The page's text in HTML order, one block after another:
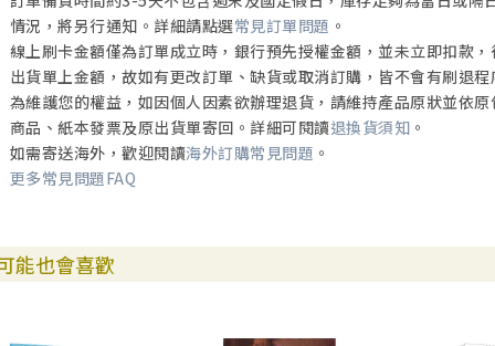
情況，將另行通知。詳細請點選常見訂單問題 。
線上刷卡金額僅為訂單成立時，銀行預先授權金額，並未立即扣款
出貨單上金額，故如有更改訂單、缺貨或取消訂購，皆不會有刷退
為維護您的權益，如因個人因素欲辦理退貨，請維持產品原狀並依
商品、紙本發票及原出貨單寄回。詳細可閱讀退換貨須知 。
如需寄送海外，歡迎閱讀海外訂購常見問題 。
更多常見問題FAQ
能也會喜歡